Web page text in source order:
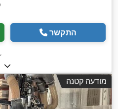
התקשר
,
מודעה קטנה